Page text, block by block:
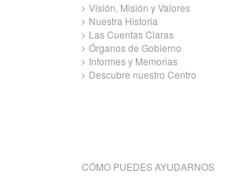
Visión, Misión y Valores
Nuestra Historia
Las Cuentas Claras
Órganos de Gobierno
Informes y Memorias
Descubre nuestro Centro
CÓMO PUEDES AYUDARNOS